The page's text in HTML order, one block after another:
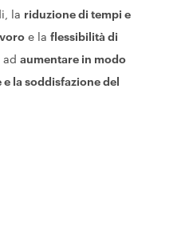
la riduzione di tempi e
e la flessibilità di
aumentare in modo
la soddisfazione del